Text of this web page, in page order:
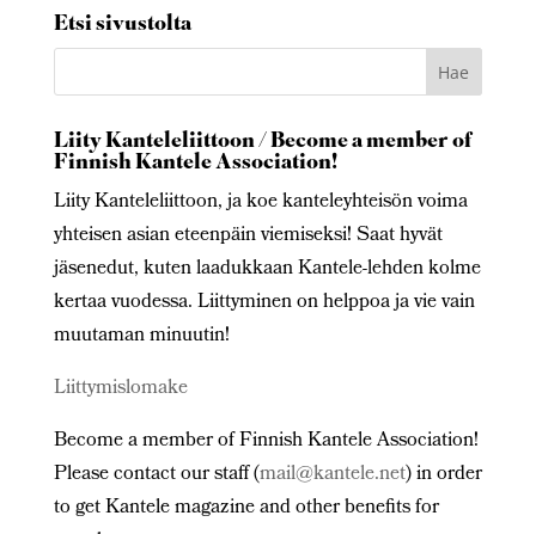
Etsi sivustolta
Liity Kanteleliittoon / Become a member of
Finnish Kantele Association!
Liity Kanteleliittoon, ja koe kanteleyhteisön voima
yhteisen asian eteenpäin viemiseksi! Saat hyvät
jäsenedut, kuten laadukkaan Kantele-lehden kolme
kertaa vuodessa. Liittyminen on helppoa ja vie vain
muutaman minuutin!
Liittymislomake
Become a member of Finnish Kantele Association!
Please contact our staff (mail@kantele.net) in order
to get Kantele magazine and other benefits for